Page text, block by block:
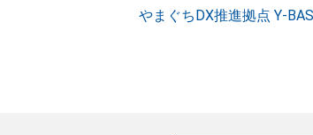
やまぐちDX推進拠点 Y-